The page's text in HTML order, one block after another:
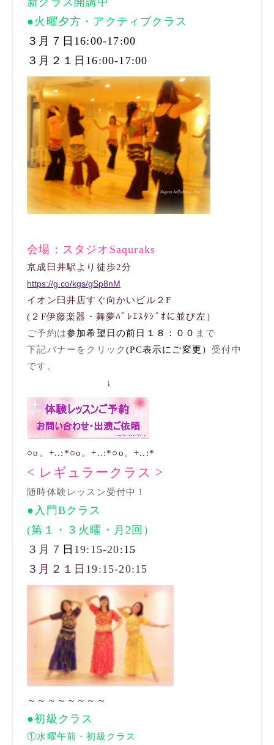
●火曜夕方・アクティブクラス
３月７日16:00-17:00
３月２１日16:00-17:00
会場：スタジオSaquraks
京成臼井駅より徒歩2分
https://g.co/kgs/gSp8nM
イオン臼井店すぐ向かいビル２F
(２F伊藤楽器・舞夢ﾊﾞﾚｴｽﾀｼﾞｵに並び左）
ご予約は参加希望日の前日１８：００ まで
下記バナーをクリック(PC表示にご変更） 受付中
です。
↓
○o。+..:*○o。+..:*○o。+..:*
< レギュラークラス >
随時体験レッスン受付中！
●入門Bクラス
(第１・３火曜・月2回）
３月７ 日 19:15-20:15
３月２１ 日 19:15-20:15
～～～～～～～～
●初級クラス
①水曜午前・初級 クラス